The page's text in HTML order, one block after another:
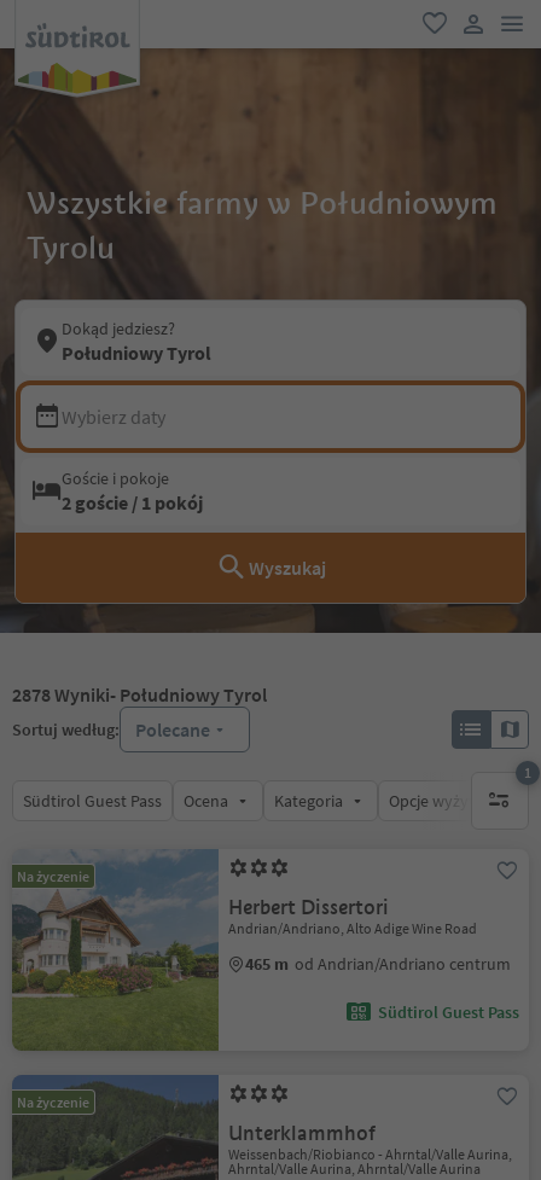
ulubione
link
Wszystkie farmy w Południowym
Tyrolu
Dokąd jedziesz?
Południowy Tyrol
Wybierz daty
Goście i pokoje
2 goście / 1 pokój
Wyszukaj
2878Wyniki- Południowy Tyrol
Sortuj według: Polecane
Südtirol Guest Pass Ocena Kategoria Opcje wyżywienia
1
1
Na życzenie
Herbert Dissertori
Andrian/Andriano, Alto Adige Wine Road
465 m od Andrian/Andriano centrum
Südtirol Guest Pass
Na życzenie
Unterklammhof
Weissenbach/Riobianco - Ahrntal/Valle Aurina,
Ahrntal/Valle Aurina, Ahrntal/Valle Aurina